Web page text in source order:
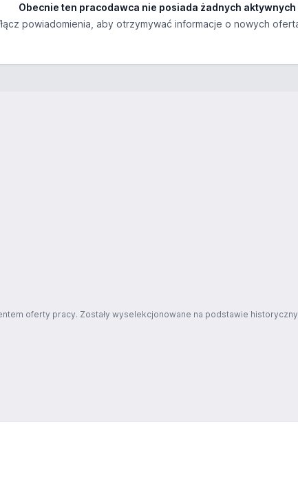
Obecnie ten pracodawca nie posiada żadnych
powiadomienia, aby otrzymywać informacje o nowych
oferty pracy. Zostały wyselekcjonowane na podstawie